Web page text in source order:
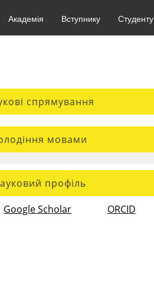
Академія Вступнику Студенту
спрямування
мовами
профіль
Google Scholar
ORCID